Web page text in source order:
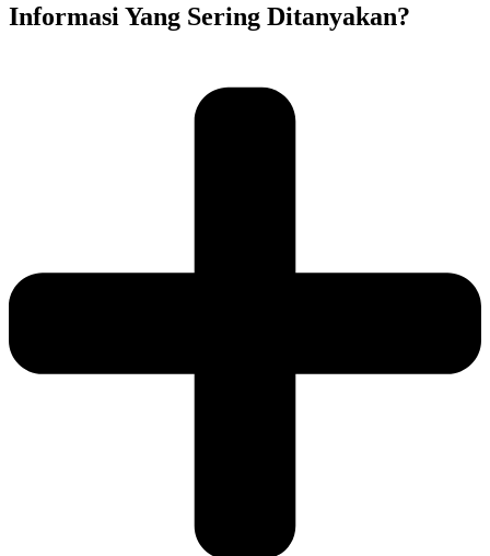
Informasi Yang Sering Ditanyakan?